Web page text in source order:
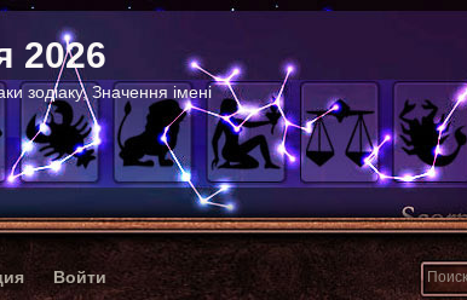
2026
зодіаку, Значення імені
Войти